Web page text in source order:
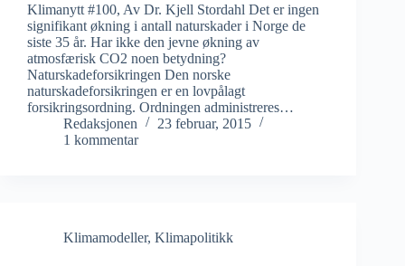
Klimanytt #100, Av Dr. Kjell Stordahl Det er ingen
signifikant økning i antall naturskader i Norge de
siste 35 år. Har ikke den jevne økning av
atmosfærisk CO2 noen betydning?
Naturskadeforsikringen Den norske
naturskadeforsikringen er en lovpålagt
forsikringsordning. Ordningen administreres…
Redaksjonen
23 februar, 2015
1 kommentar
Klimamodeller, Klimapolitikk